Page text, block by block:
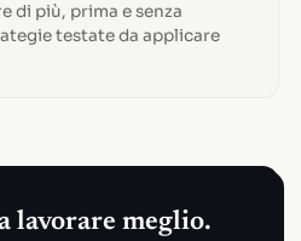
di più, prima e senza
testate da applicare
lavorare meglio.